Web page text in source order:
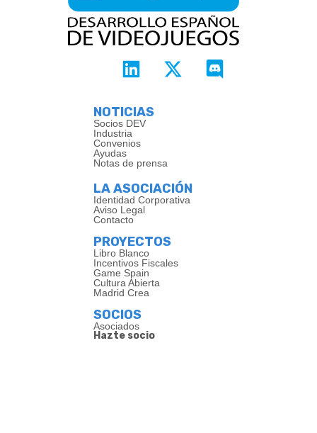
NOTICIAS
Socios DEV
Industria
Convenios
Ayudas
Notas de prensa
LA ASOCIACIÓN
Identidad Corporativa
Aviso Legal
Contacto
PROYECTOS
Libro Blanco
Incentivos Fiscales
Game Spain
Cultura Abierta
Madrid Crea
SOCIOS
Asociados
Hazte socio